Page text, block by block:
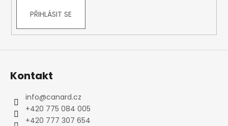
PŘIHLÁSIT SE
Kontakt
info@canard.cz
+420 775 084 005
+420 777 307 654